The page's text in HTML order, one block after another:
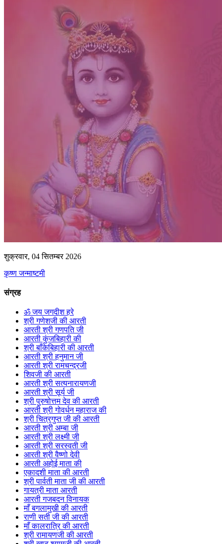
शुक्रवार, 04 सितम्बर 2026
कृष्ण जन्माष्टमी
संग्रह
ॐ जय जगदीश हरे
श्री गणेशजी की आरती
आरती श्री गणपति जी
आरती कुंजबिहारी की
श्री बाँकेबिहारी की आरती
आरती श्री हनुमान जी
आरती श्री रामचन्द्रजी
शिवजी की आरती
आरती श्री सत्यनारायणजी
आरती श्री सूर्य जी
श्री पुरुषोत्तम देव की आरती
आरती श्री गोवर्धन महाराज की
श्री चित्रगुप्त जी की आरती
आरती श्री अम्बा जी
आरती श्री लक्ष्मी जी
आरती श्री सरस्वती जी
आरती श्री वैष्णो देवी
आरती अहोई माता की
एकादशी माता की आरती
श्री पार्वती माता जी की आरती
गायत्री माता आरती
आरती गजबदन विनायक
माँ बगलामुखी की आरती
राणी सती जी की आरती
माँ कालरात्रि की आरती
श्री रामायणजी की आरती